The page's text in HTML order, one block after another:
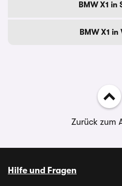
BMW X1 in
BMW X1 in
Zurück zum
Hilfe und Fragen